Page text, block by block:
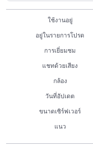
ใช้งานอยู่
อยู่ในรายการโปรด
การเยี่ยมชม
แชทด้วยเสียง
กล้อง
วันที่อัปเดต
ขนาดเซิร์ฟเวอร์
แนว